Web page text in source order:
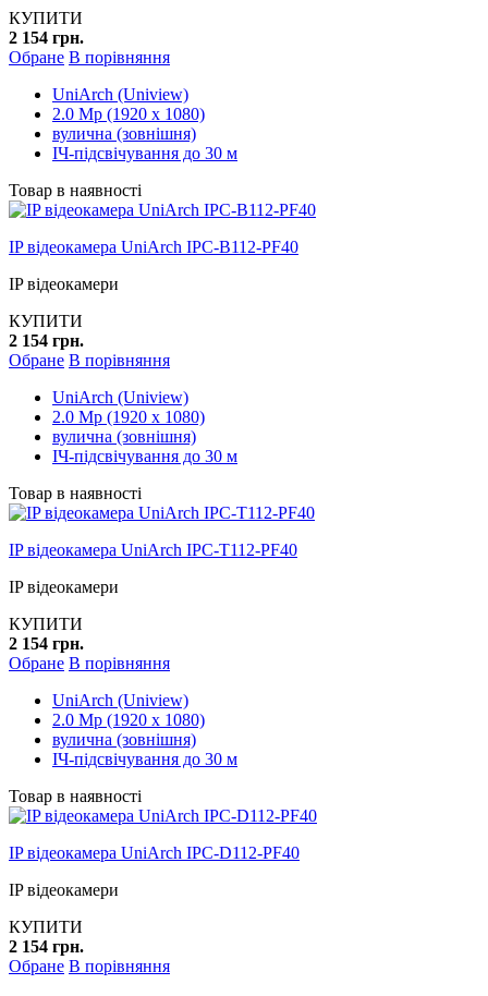
КУПИТИ
2 154 грн.
Обране В порівняння
UniArch (Uniview)
2.0 Mp (1920 x 1080)
вулична (зовнішня)
ІЧ-підсвічування до 30 м
Товар в наявності
IP відеокамера UniArch IPC-B112-PF40
IP відеокамери
КУПИТИ
2 154 грн.
Обране В порівняння
UniArch (Uniview)
2.0 Mp (1920 x 1080)
вулична (зовнішня)
ІЧ-підсвічування до 30 м
Товар в наявності
IP відеокамера UniArch IPC-T112-PF40
IP відеокамери
КУПИТИ
2 154 грн.
Обране В порівняння
UniArch (Uniview)
2.0 Mp (1920 x 1080)
вулична (зовнішня)
ІЧ-підсвічування до 30 м
Товар в наявності
IP відеокамера UniArch IPC-D112-PF40
IP відеокамери
КУПИТИ
2 154 грн.
Обране В порівняння